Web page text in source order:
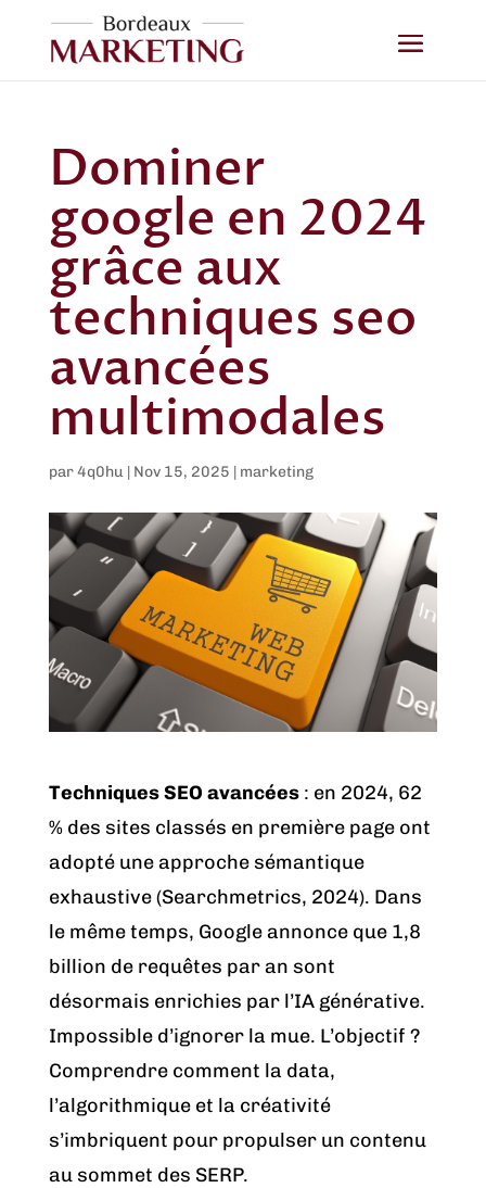
Dominer
google en 2024
grâce aux
techniques seo
avancées
multimodales
par4q0hu | Nov 15, 2025 | marketing
Techniques SEO avancées: en 2024, 62
% des sites classés en première page ont
adopté une approche sémantique
exhaustive (Searchmetrics, 2024). Dans
le même temps, Google annonce que 1,8
billion de requêtes par an sont
désormais enrichies par l’IA générative.
Impossible d’ignorer la mue. L’objectif ?
Comprendre comment la data,
l’algorithmique et la créativité
s’imbriquent pour propulser un contenu
au sommet des SERP.